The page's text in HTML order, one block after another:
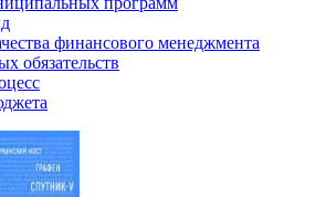
финансового менеджмента
обязательств